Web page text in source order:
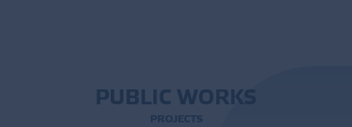
CONTACT -
PUBLIC WORKS
PROJECTS